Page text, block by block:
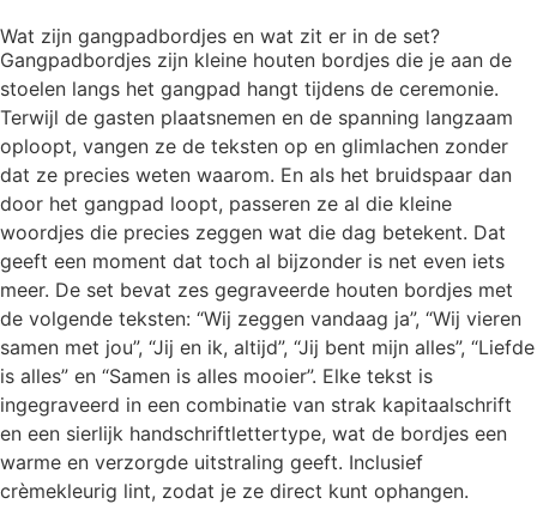
Wat zijn gangpadbordjes en wat zit er in de set?
Gangpadbordjes zijn kleine houten bordjes die je aan de
stoelen langs het gangpad hangt tijdens de ceremonie.
Terwijl de gasten plaatsnemen en de spanning langzaam
oploopt, vangen ze de teksten op en glimlachen zonder
dat ze precies weten waarom. En als het bruidspaar dan
door het gangpad loopt, passeren ze al die kleine
woordjes die precies zeggen wat die dag betekent. Dat
geeft een moment dat toch al bijzonder is net even iets
meer. De set bevat zes gegraveerde houten bordjes met
de volgende teksten: “Wij zeggen vandaag ja”, “Wij vieren
samen met jou”, “Jij en ik, altijd”, “Jij bent mijn alles”, “Liefde
is alles” en “Samen is alles mooier”. Elke tekst is
ingegraveerd in een combinatie van strak kapitaalschrift
en een sierlijk handschriftlettertype, wat de bordjes een
warme en verzorgde uitstraling geeft. Inclusief
crèmekleurig lint, zodat je ze direct kunt ophangen.